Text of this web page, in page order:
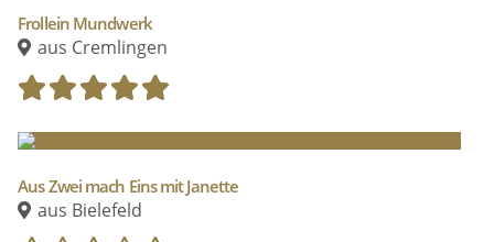
Frollein Mundwerk
aus Cremlingen
Aus Zwei mach Eins mit Janette
aus Bielefeld